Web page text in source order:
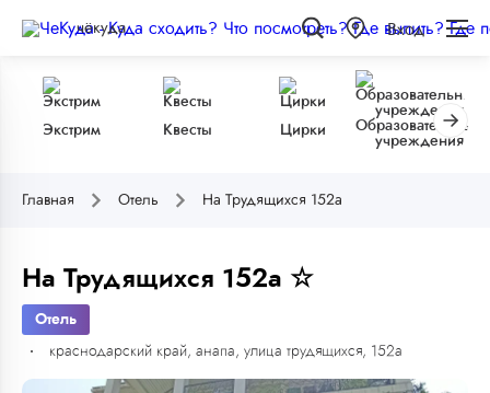
чёкуда Вход
Экстрим Квесты Цирки
Образовательные
учреждения
Главная Отель На Трудящихся 152а
На Трудящихся 152а ☆
Отель
краснодарский край, анапа, улица трудящихся, 152а